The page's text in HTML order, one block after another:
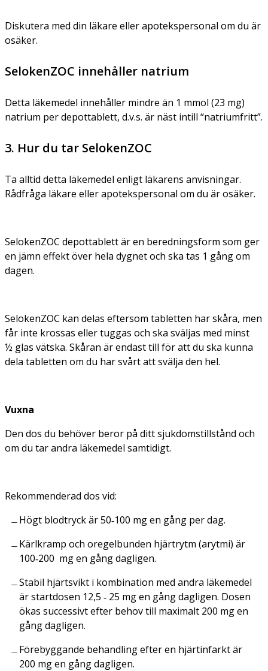
Diskutera med din läkare eller apotekspersonal om du är
osäker.
SelokenZOC innehåller natrium
Detta läkemedel innehåller mindre än 1 mmol (23 mg)
natrium per depottablett, d.v.s. är näst intill “natriumfritt”.
3. Hur du tar SelokenZOC
Ta alltid detta läkemedel enligt läkarens anvisningar.
Rådfråga läkare eller apotekspersonal om du är osäker.
SelokenZOC depottablett är en beredningsform som ger
en jämn effekt över hela dygnet och ska tas 1 gång om
dagen.
SelokenZOC kan delas eftersom tabletten har skåra, men
får inte krossas eller tuggas och ska sväljas med minst
½ glas vätska. Skåran är endast till för att du ska kunna
dela tabletten om du har svårt att svälja den hel.
Vuxna
Den dos du behöver beror på ditt sjukdomstillstånd och
om du tar andra läkemedel samtidigt.
Rekommenderad dos vid:
Högt blodtryckär 50‑100 mg en gång per dag.
Kärlkramp och oregelbunden hjärtrytm (arytmi) är
100‑200 mg en gång dagligen.
Stabil hjärtsvikt i kombination med andra läkemedel
är startdosen 12,5 ‑ 25 mg en gång dagligen. Dosen
ökas successivt efter behov till maximalt 200 mg en
gång dagligen.
Förebyggande behandling efter en hjärtinfarktär
200 mg en gång dagligen.